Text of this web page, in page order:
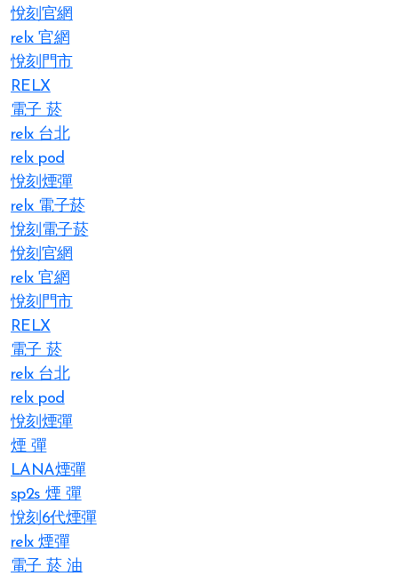
悅刻官網
relx 官網
悅刻門市
RELX
電子 菸
relx 台北
relx pod
悅刻煙彈
relx 電子菸
悅刻電子菸
悅刻官網
relx 官網
悅刻門市
RELX
電子 菸
relx 台北
relx pod
悅刻煙彈
煙 彈
LANA煙彈
sp2s 煙 彈​
悅刻6代煙彈
relx 煙彈
電子 菸 油